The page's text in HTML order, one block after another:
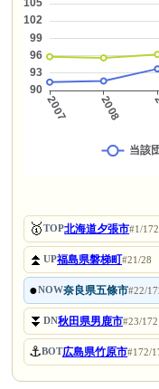
🥇TOP北海道夕張市#1/172
⏫UP福島県磐梯町#21/28
●NOW奈良県五條市#22/
⏬DN秋田県男鹿市#23/172
⚓BOT広島県竹原市#172/